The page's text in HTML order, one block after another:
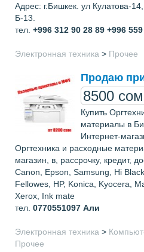
Адрес: г.Бишкек. ул Кулатова-
Б-13.
тел. +996 312 90 28 89 +996
Электронная техника > Прочее
Продаю
8500
Купить
материалы в
Интернет-
Оргтехника и расходные
магазин, в, рассрочку, кредит,
Canon, Epson, Samsung, Hi
Fellowes, HP, Konica, Kyocera,
Xerox, Ink mate
тел. 0770551097 Али
Электронная техника >
Прочее